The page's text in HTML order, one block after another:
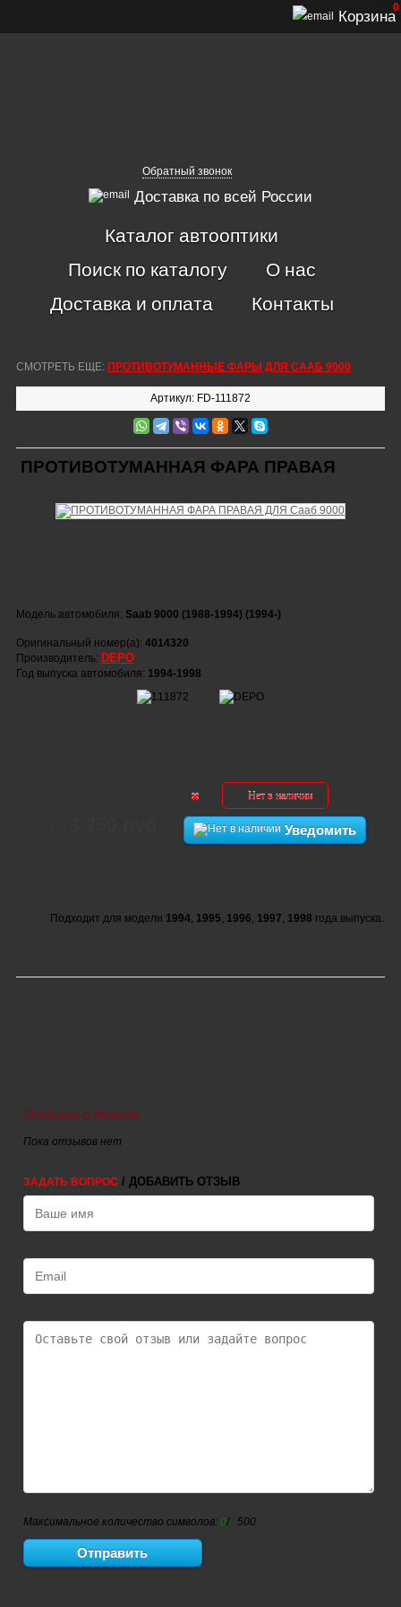
Обратный звонок
Доставка по всей России
Корзина
0
Каталог автооптики
Поиск по каталогу
О нас
Доставка и оплата
Контакты
СМОТРЕТЬ ЕЩЕ: ПРОТИВОТУМАННЫЕ ФАРЫ ДЛЯ СААБ 9000
Артикул: FD-111872
ПРОТИВОТУМАННАЯ ФАРА ПРАВАЯ
Модель автомобиля: Saab 9000 (1988-1994) (1994-)
Оригинальный номер(а): 4014320
Производитель: DEPO
Год выпуска автомобиля: 1994-1998
Нет в наличии
Уведомить
Подходит для модели 1994, 1995, 1996, 1997, 1998 года выпуска.
Отзывы о товаре
Пока отзывов нет
ЗАДАТЬ ВОПРОС / ДОБАВИТЬ ОТЗЫВ
Максимальное количество символов: 0/ 500